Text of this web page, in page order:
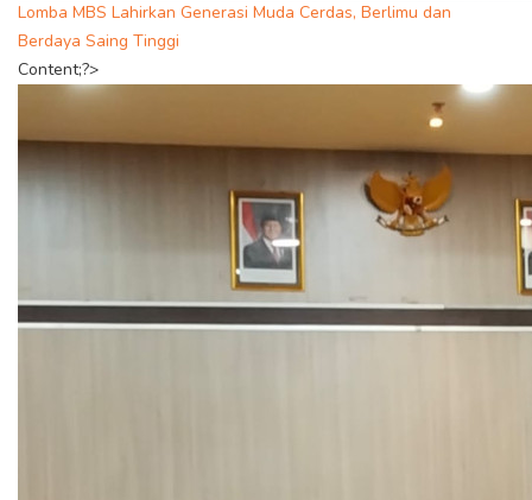
Lomba MBS Lahirkan Generasi Muda Cerdas, Berlimu dan
Berdaya Saing Tinggi
Content;?>